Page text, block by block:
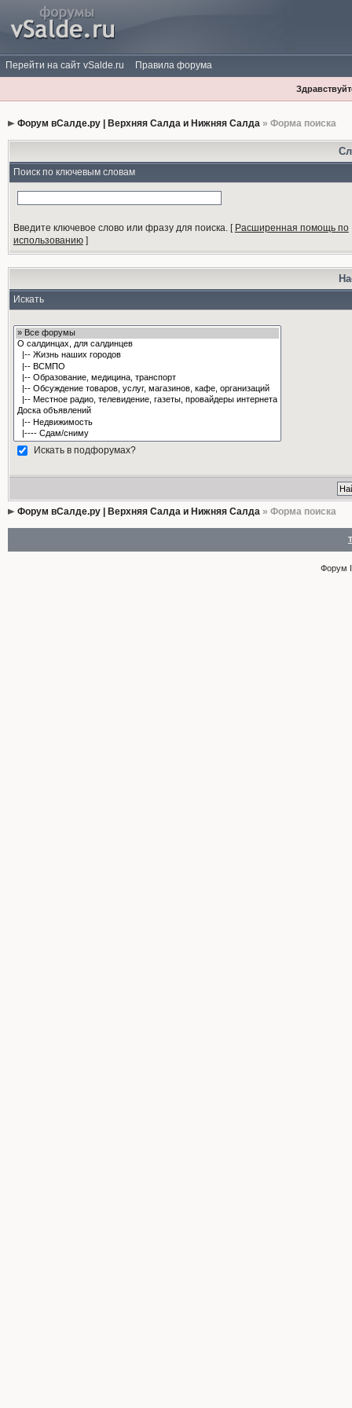
Перейти на сайт vSalde.ru Правила форума
Форум вСалде.ру | Верхняя Салда и Нижняя Салда» Форма поиска
Поиск по ключевым словам
Введите ключевое слово или фразу для поиска.[ Расширенная помощь по
использованию]
Искать
Искать в подфорумах?
Форум вСалде.ру | Верхняя Салда и Нижняя Салда» Форма поиска
Форум